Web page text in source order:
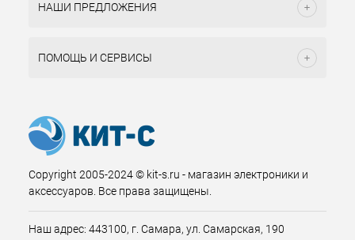
НАШИ ПРЕДЛОЖЕНИЯ
ПОМОЩЬ И СЕРВИСЫ
Copyright 2005-2024 © kit-s.ru - магазин электроники и
аксессуаров. Все права защищены.
Наш адрес: 443100, г. Самара, ул. Самарская, 190